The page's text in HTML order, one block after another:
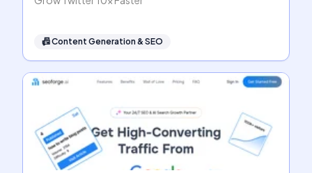
📠Content Generation & SEO